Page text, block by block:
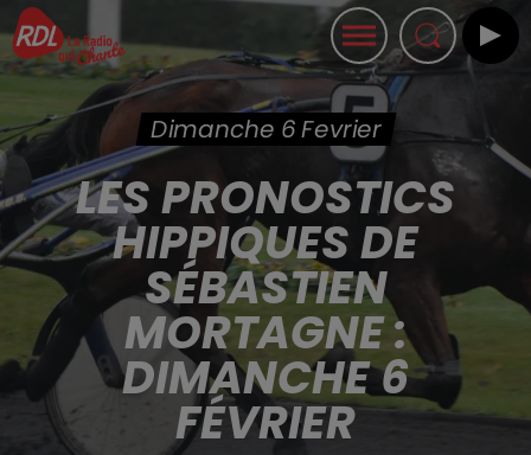
Dimanche 6 Fevrier
LES PRONOSTICS
HIPPIQUES DE
SÉBASTIEN
MORTAGNE :
DIMANCHE 6
FÉVRIER